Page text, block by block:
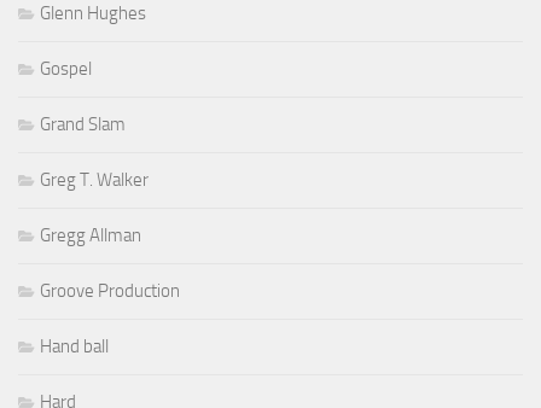
Glenn Hughes
Gospel
Grand Slam
Greg T. Walker
Gregg Allman
Groove Production
Hand ball
Hard